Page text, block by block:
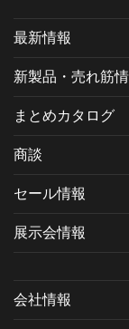
最新情報
新製品・売れ筋
まとめカタログ
商談
セール情報
展示会情報
会社情報